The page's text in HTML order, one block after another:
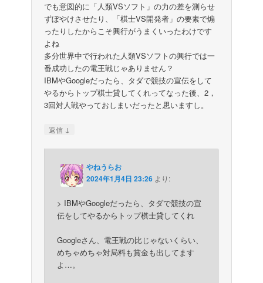
でも意図的に「人類VSソフト」の力の差を測らせ
ずぼやけさせたり、「棋士VS開発者」の要素で煽
ったりしたからこそ興行がうまくいったわけです
よね
多分世界中で行われた人類VSソフトの興行では一
番成功したの電王戦じゃありません？
IBMやGoogleだったら、タダで競技の宣伝をして
やるからトップ棋士貸してくれってなった後、2，
3回対人戦やっておしまいだったと思いますし。
返信 ↓
やねうらお
2024年1月4日 23:26 より:
> IBMやGoogleだったら、タダで競技の宣
伝をしてやるからトップ棋士貸してくれ
Googleさん、電王戦の比じゃないくらい、
めちゃめちゃ対局料も賞金も出してます
よ…。